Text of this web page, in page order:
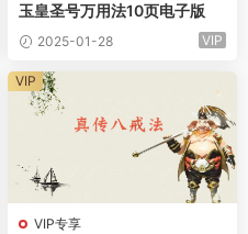
玉皇圣号万用法10页电子版
2025-01-28 VIP
VIP专享
VIP